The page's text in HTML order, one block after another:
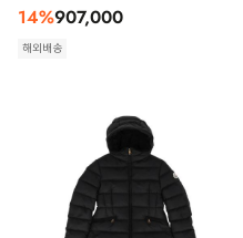
14%907,000
해외배송